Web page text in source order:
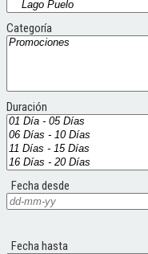
Categoría
Duración
Fecha desde
Fecha hasta